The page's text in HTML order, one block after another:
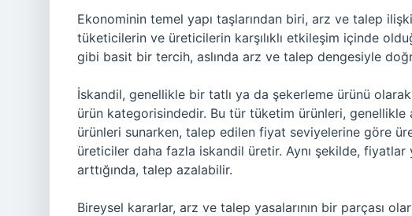
Ekonominin temel yapı taşlarından biri, arz ve talep
tüketicilerin ve üreticilerin karşılıklı etkileşim içinde
gibi basit bir tercih, aslında arz ve talep dengesiyle
İskandil, genellikle bir tatlı ya da şekerleme ürünü
ürün kategorisindedir. Bu tür tüketim ürünleri,
ürünleri sunarken, talep edilen fiyat seviyelerine göre
üreticiler daha fazla iskandil üretir. Aynı şekilde,
arttığında, talep azalabilir.
Bireysel kararlar, arz ve talep yasalarının bir parçası